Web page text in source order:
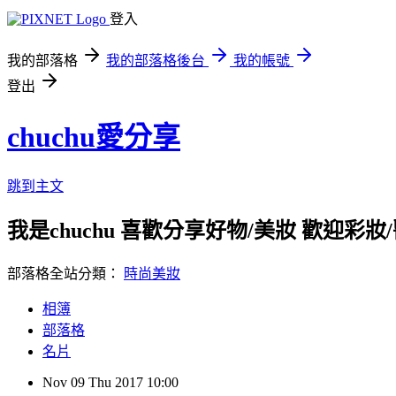
登入
我的部落格 我的部落格後台
我的帳號
登出
chuchu愛分享
跳到主文
我是chuchu 喜歡分享好物/美妝 歡迎彩
部落格全站分類： 時尚美妝
相簿
部落格
名片
Nov 09 Thu 2017 10:00